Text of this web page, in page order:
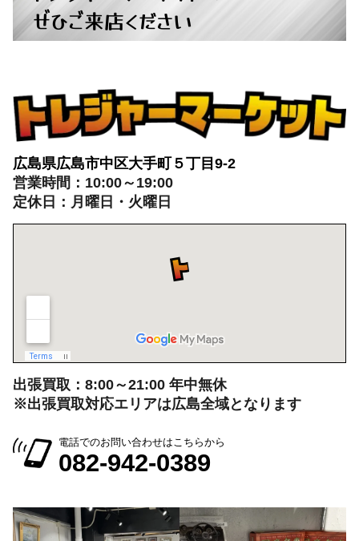
ぜひご来店ください
広島県広島市中区大手町５丁目9-2
営業時間：10:00～19:00
定休日：月曜日・火曜日
出張買取：8:00～21:00 年中無休
※出張買取対応エリアは広島全域となります
電話でのお問い合わせはこちらから
082-942-0389